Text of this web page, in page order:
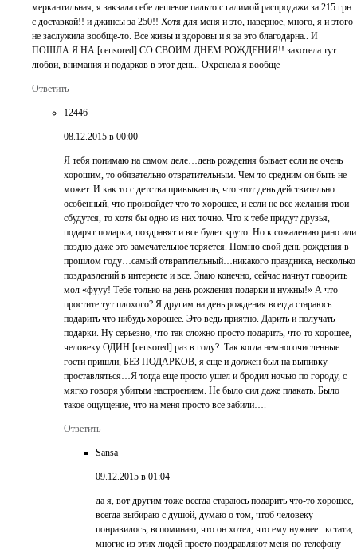
меркантильная, я закзала себе дешевое пальто с галимой распродажи за 215 грн
с доставкой!! и джинсы за 250!! Хотя для меня и это, наверное, много, я и этого
не заслужила вообще-то. Все живы и здоровы и я за это благодарна.. И
ПОШЛА Я НА [censored] СО СВОИМ ДНЕМ РОЖДЕНИЯ!! захотела тут
любви, внимания и подарков в этот день.. Охренела я вообще
Ответить
12446
08.12.2015 в 00:00
Я тебя понимаю на самом деле…день рождения бывает если не очень
хорошим, то обязательно отвратительным. Чем то средним он быть не
может. И как то с детства привыкаешь, что этот день действительно
особенный, что произойдет что то хорошее, и если не все желания твои
сбудутся, то хотя бы одно из них точно. Что к тебе придут друзья,
подарят подарки, поздравят и все будет круто. Но к сожалению рано или
поздно даже это замечательное теряется. Помню свой день рождения в
прошлом году…самый отвратительный…никакого праздника, несколько
поздравлений в интернете и все. Знаю конечно, сейчас начнут говорить
мол «фууу! Тебе только на день рождения подарки и нужны!» А что
простите тут плохого? Я другим на день рождения всегда стараюсь
подарить что нибудь хорошее. Это ведь приятно. Дарить и получать
подарки. Ну серьезно, что так сложно просто подарить, что то хорошее,
человеку ОДИН [censored] раз в году?. Так когда немногочисленные
гости пришли, БЕЗ ПОДАРКОВ, я еще и должен был на выпивку
проставляться…Я тогда еще просто ушел и бродил ночью по городу, с
мягко говоря убитым настроением. Не было сил даже плакать. Было
такое ощущение, что на меня просто все забили….
Ответить
Sansa
09.12.2015 в 01:04
да я, вот другим тоже всегда стараюсь подарить что-то хорошее,
всегда выбираю с душой, думаю о том, чтоб человеку
понравилось, вспоминаю, что он хотел, что ему нужнее.. кстати,
многие из этих людей просто поздравляют меня по телефону